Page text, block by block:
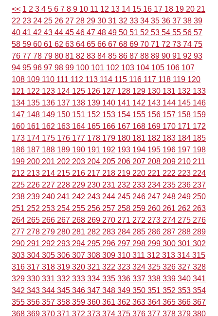
<< 1 2 3 4 5 6 7 8 9 10 11 12 13 14 15 16 17 18 19 20 21
22 23 24 25 26 27 28 29 30 31 32 33 34 35 36 37 38 39
40 41 42 43 44 45 46 47 48 49 50 51 52 53 54 55 56 57
58 59 60 61 62 63 64 65 66 67 68 69 70 71 72 73 74 75
76 77 78 79 80 81 82 83 84 85 86 87 88 89 90 91 92 93
94 95 96 97 98 99 100 101 102 103 104 105 106 107
108 109 110 111 112 113 114 115 116 117 118 119 120
121 122 123 124 125 126 127 128 129 130 131 132 133
134 135 136 137 138 139 140 141 142 143 144 145 146
147 148 149 150 151 152 153 154 155 156 157 158 159
160 161 162 163 164 165 166 167 168 169 170 171 172
173 174 175 176 177 178 179 180 181 182 183 184 185
186 187 188 189 190 191 192 193 194 195 196 197 198
199 200 201 202 203 204 205 206 207 208 209 210 211
212 213 214 215 216 217 218 219 220 221 222 223 224
225 226 227 228 229 230 231 232 233 234 235 236 237
238 239 240 241 242 243 244 245 246 247 248 249 250
251 252 253 254 255 256 257 258 259 260 261 262 263
264 265 266 267 268 269 270 271 272 273 274 275 276
277 278 279 280 281 282 283 284 285 286 287 288 289
290 291 292 293 294 295 296 297 298 299 300 301 302
303 304 305 306 307 308 309 310 311 312 313 314 315
316 317 318 319 320 321 322 323 324 325 326 327 328
329 330 331 332 333 334 335 336 337 338 339 340 341
342 343 344 345 346 347 348 349 350 351 352 353 354
355 356 357 358 359 360 361 362 363 364 365 366 367
368 369 370 371 372 373 374 375 376 377 378 379 380